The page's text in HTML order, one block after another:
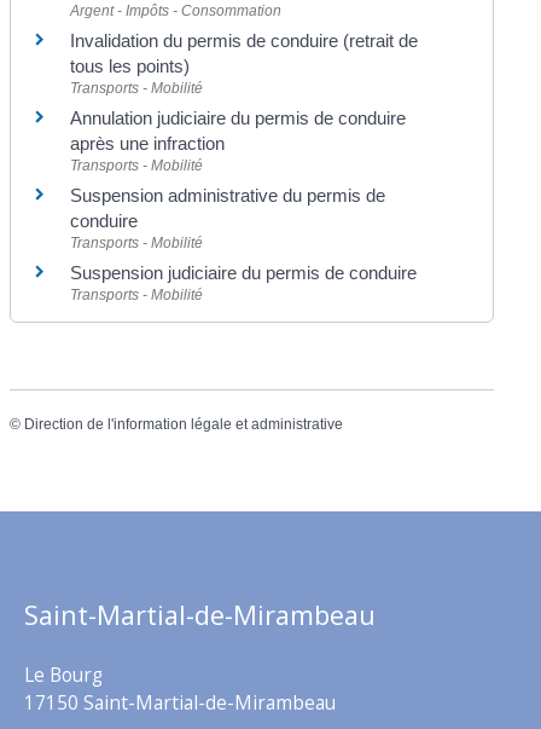
Argent - Impôts - Consommation
Invalidation du permis de conduire (retrait de
tous les points)
Transports - Mobilité
Annulation judiciaire du permis de conduire
après une infraction
Transports - Mobilité
Suspension administrative du permis de
conduire
Transports - Mobilité
Suspension judiciaire du permis de conduire
Transports - Mobilité
© Direction de l'information légale et administrative
Saint-Martial-de-Mirambeau
Le Bourg
17150 Saint-Martial-de-Mirambeau